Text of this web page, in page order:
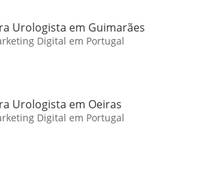
Urologista em Guimarães
Digital em Portugal
Urologista em Oeiras
Digital em Portugal